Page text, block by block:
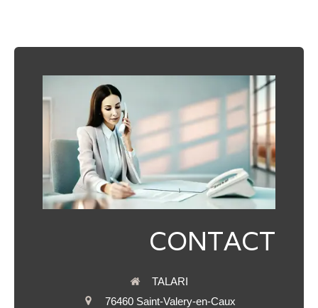
CONTACT
TALARI
76460 Saint-Valery-en-Caux